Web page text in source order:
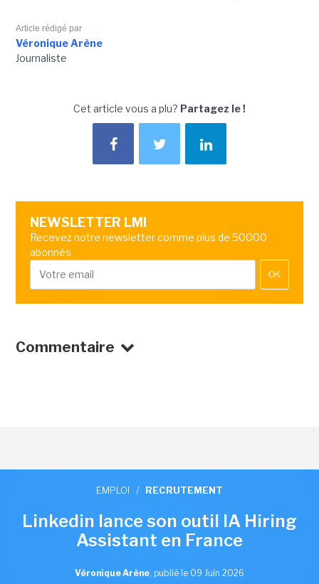
Article rédigé par
Véronique Arène
Journaliste
Cet article vous a plu? Partagez le !
NEWSLETTER LMI
Recevez notre newsletter comme plus de 50000
abonnés
OK
Commentaire
EMPLOI / RECRUTEMENT
Linkedin lance son outil IA Hiring
Assistant en France
Véronique Arène, publié le 09 Juin 2026